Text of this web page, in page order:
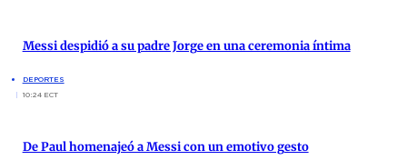
Messi despidió a su padre Jorge en una ceremonia íntima
DEPORTES
10:24 ECT
De Paul homenajeó a Messi con un emotivo gesto